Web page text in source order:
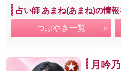
占い師 あまね(あまね)の情
つぶやき一覧
月吟